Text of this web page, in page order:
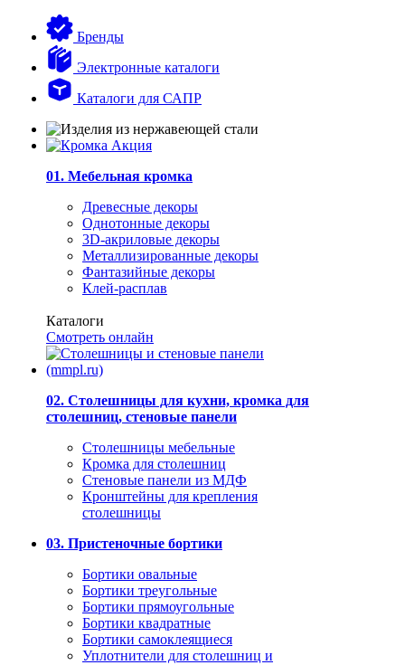
Бренды
Электронные каталоги
Каталоги для САПР
01. Мебельная кромка
Древесные декоры
Однотонные декоры
3D-акриловые декоры
Металлизированные декоры
Фантазийные декоры
Клей-расплав
Каталоги
Смотреть онлайн
02. Столешницы для кухни, кромка для
столешниц, стеновые панели
Столешницы мебельные
Кромка для столешниц
Стеновые панели из МДФ
Кронштейны для крепления
столешницы
03. Пристеночные бортики
Бортики овальные
Бортики треугольные
Бортики прямоугольные
Бортики квадратные
Бортики самоклеящиеся
Уплотнители для столешниц и